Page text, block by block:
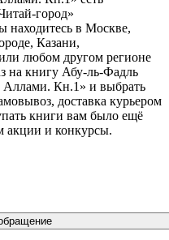
город»
находитесь в Москве,
Казани,
любом другом регионе
на книгу Абу-ль-Фадль
Кн.1» и выбрать
доставка курьером
книги вам было ещё
акции и конкурсы.